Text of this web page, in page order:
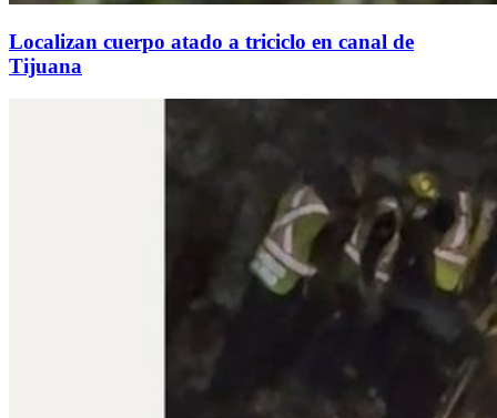
Localizan cuerpo atado a triciclo en canal de
Tijuana